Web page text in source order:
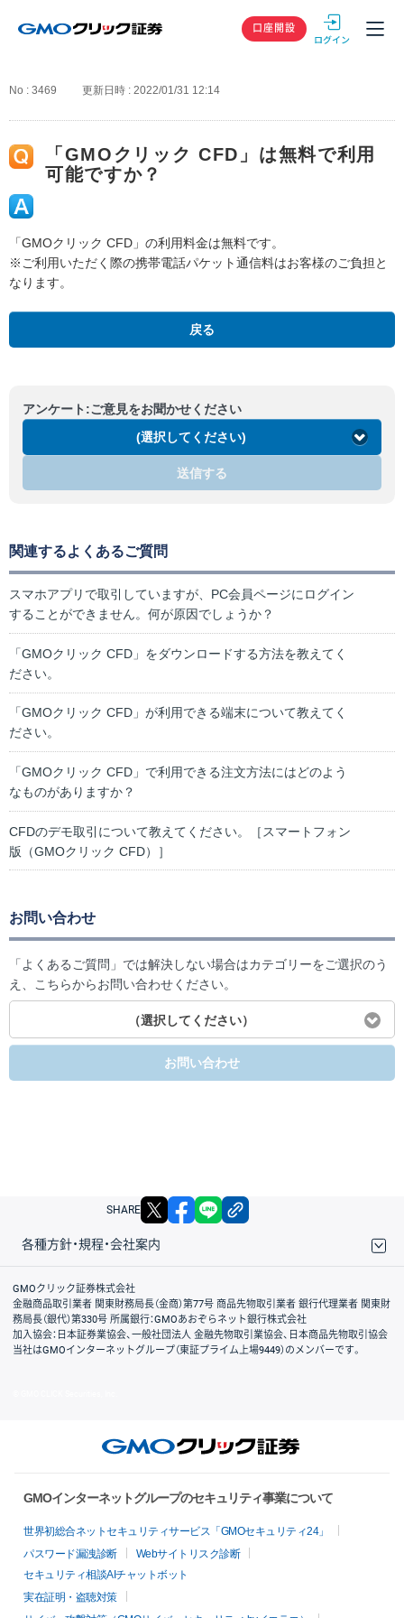
GMOクリック
口座開設
No : 3469 更新日時 : 2022/01/31 12:14
「GMOクリック CFD」は無料で利用
可能ですか？
「GMOクリック CFD」の利用料金は無料です。
※ご利用いただく際の携帯電話パケット通信料はお客様のご負担と
なります。
戻る
アンケート:ご意見をお聞かせください
(選択してください)
送信する
関連するよくあるご質問
スマホアプリで取引していますが、PC会員ページにログイン
することができません。何が原因でしょうか？
「GMOクリック CFD」をダウンロードする方法を教えてく
ださい。
「GMOクリック CFD」が利用できる端末について教えてく
ださい。
「GMOクリック CFD」で利用できる注文方法にはどのよう
なものがありますか？
CFDのデモ取引について教えてください。［スマートフォン
版（GMOクリック CFD）］
お問い合わせ
「よくあるご質問」では解決しない場合はカテゴリーをご選択のう
え、こちらからお問い合わせください。
（選択してください）
お問い合わせ
SHARE X facebook
各種方針・規程・会社案内
取引規程・約款
サイトマップ
その他のご案内
個人情報保護方針
最良執行方針
サイトのご利用について
ディスクレイマー
信託保全
リスク説明
会社案内
GMOクリック証券株式会社
金融商品取引業者 関東財務局長（金商）第77号 商品先物取引業者 銀行代理業者 関東財
務局長（銀代）第330号 所属銀行：GMOあおぞらネット銀行株式会社
加入協会：日本証券業協会、一般社団法人 金融先物取引業協会、日本商品先物取引協会
当社はGMOインターネットグループ（東証プライム上場9449）のメンバーです。
GMOインターネットグループのセキュリティ事業について
世界初総合ネットセキュリティサービス「GMOセキュリティ24」
パスワード漏洩診断
Webサイトリスク診断
セキュリティ相談AIチャットボット
実在証明・盗聴対策